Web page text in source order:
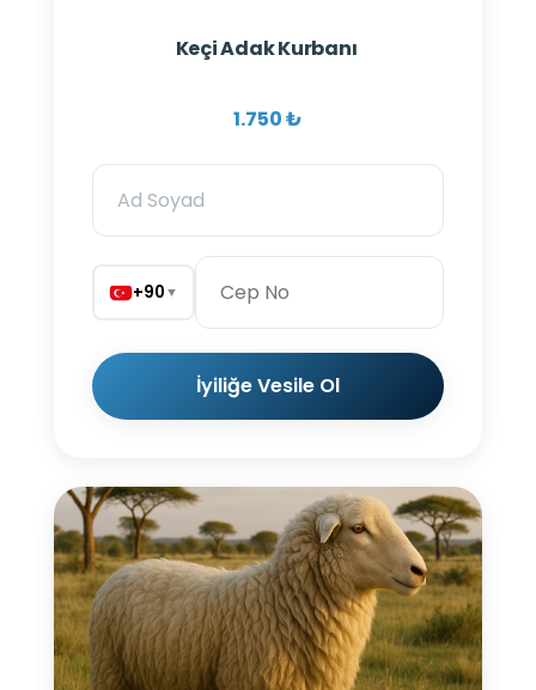
Keçi Adak Kurbanı
1.750 ₺
+90▼
İyiliğe Vesile Ol